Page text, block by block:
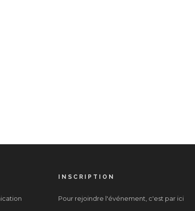
INSCRIPTION
Pour rejoindre l'événement, c'est par ici